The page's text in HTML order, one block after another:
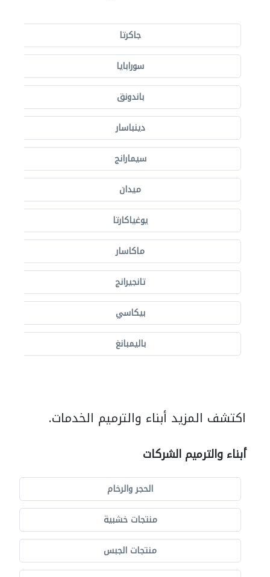
جاكرتا
سورابايا
باندونق
دينباسار
سيمارانج
ميدان
يوغياكارتا
ماكاسار
تانجيرانج
بيكاسي
باليمبانغ
اكتشف المزيد أبناء والترميم الخدمات.
أبناء والترميم الشركات
الحجر والرخام
منتجات خشبية
منتجات الجبس